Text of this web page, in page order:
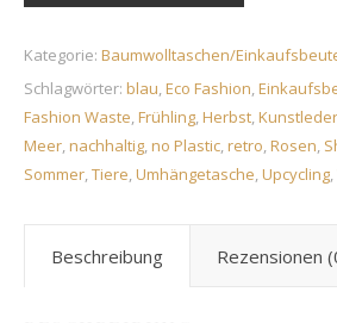
Kategorie: Baumwolltaschen/
Schlagwörter: blau,Eco Fashion,
Fashion Waste,Frühling,Herbst,Kunstleder
Meer,nachhaltig,no Plastic,retro,Rosen,
Sommer,Tiere,Umhängetasche,Upcycling,
Beschreibung Rezensionen